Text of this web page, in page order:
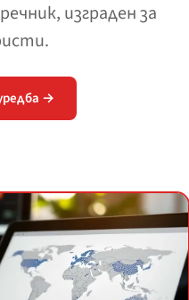
изграден за
→